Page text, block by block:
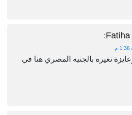
:
تغيره بالجنيه المصري هنا في